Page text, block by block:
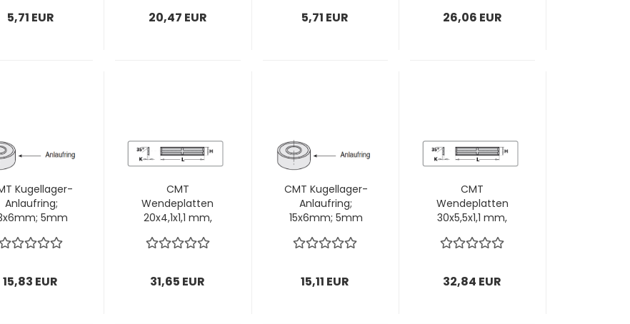
5,71 EUR 20,47 EUR 5,71 EUR 26,06 EUR
Kugellager-
Anlaufring;
5mm
Stück
15,83 EUR
CMT
Wendeplatten
20x4,1x1,1 mm,
Stück
31,65 EUR
CMT Kugellager-
Anlaufring;
15x6mm; 5mm
Stück
15,11 EUR
CMT
Wendeplatten
30x5,5x1,1 mm,
Stück
32,84 EUR